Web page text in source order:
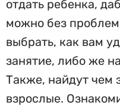
отдать ребенка,
можно без
выбрать, как вам
занятие, либо же
Также, найдут чем
взрослые.